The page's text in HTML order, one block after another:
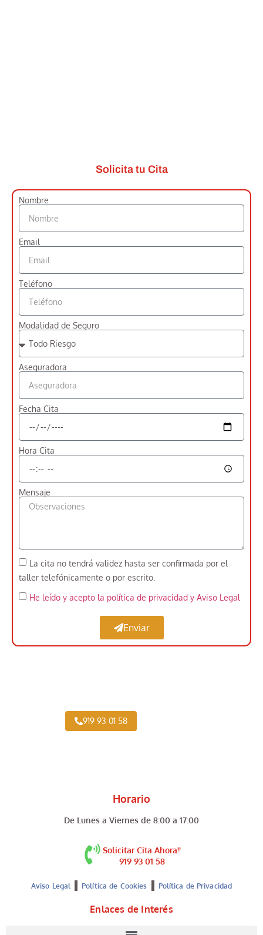
Solicita tu Cita
Nombre
Email
Teléfono
Modalidad de Seguro
Aseguradora
Fecha Cita
Hora Cita
Mensaje
La cita no tendrá validez hasta ser confirmada por el
taller telefónicamente o por escrito.
He leído y acepto la política de privacidad y Aviso Legal
Enviar
919 93 01 58
Horario
De Lunes a Viernes de 8:00 a 17:00
Solicitar Cita Ahora!!
919 93 01 58
Aviso Legal Política de Cookies Política de Privacidad
Enlaces de Interés